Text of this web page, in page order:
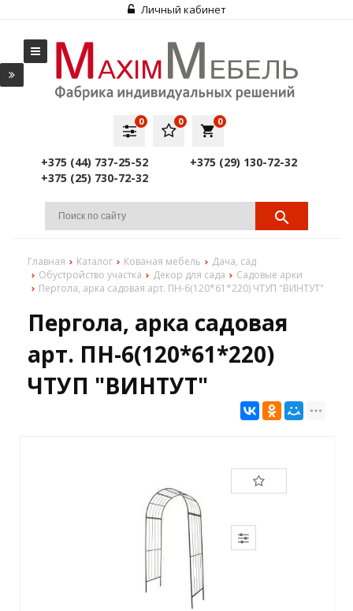
Личный кабинет
local_grocery_store
0
0
0
+375 (44) 737-25-52
+375 (29) 130-72-32
+375 (25) 730-72-32
Главная Каталог Кованая мебель
Дача, сад
Обустройство участка
Декор для сада
Садовые арки
Пергола, арка садовая арт. ПН-6(120*61*220) ЧТУП "ВИНТУТ"
Пергола, арка садовая
арт. ПН-6(120*61*220)
ЧТУП "ВИНТУТ"